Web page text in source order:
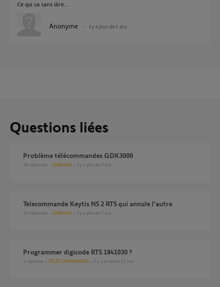
Ce qui va sans dire....
Anonyme il y a plus de 4 ans
Questions liées
Problème télécommandes GDK3000
28 réponses GARAGE il y a plus de 9 ans
Telecommande Keytis NS 2 RTS qui annule l'autre
16 réponses GARAGE il y a plus de 9 ans
programmer digicode RTS 1841030 ?
1 réponse TÉLÉCOMMANDES il y a presque 11 ans